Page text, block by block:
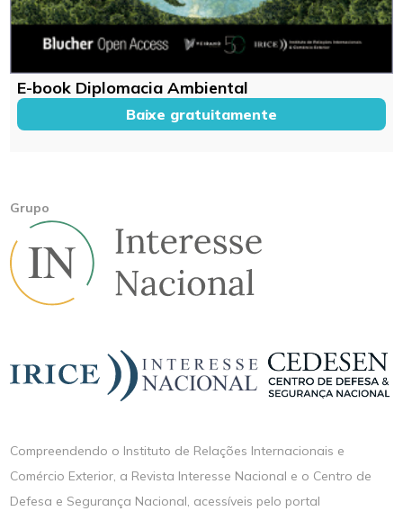
E-book Diplomacia Ambiental
Baixe gratuitamente
Grupo
Compreendendo o Instituto de Relações Internacionais e
Comércio Exterior, a Revista Interesse Nacional e o Centro de
Defesa e Segurança Nacional, acessíveis pelo portal